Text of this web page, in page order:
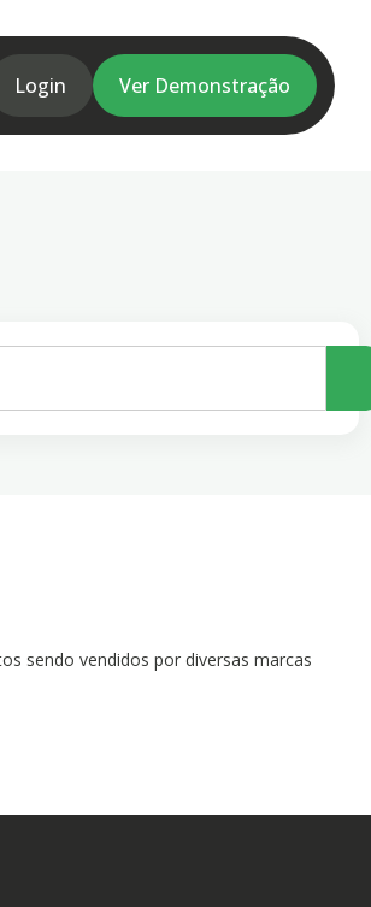
Login Ver Demonstração
sendo vendidos por diversas marcas